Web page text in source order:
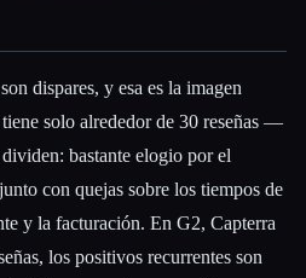
dispares, y esa es la imagen
solo alrededor de 30 reseñas —
bastante elogio por el
con quejas sobre los tiempos de
y la facturación. En G2, Capterra
los positivos recurrentes son